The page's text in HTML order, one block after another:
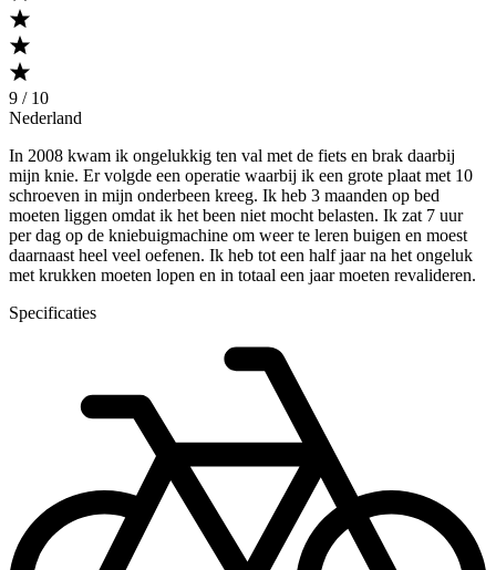
9 / 10
Nederland
In 2008 kwam ik ongelukkig ten val met de fiets en brak daarbij
mijn knie. Er volgde een operatie waarbij ik een grote plaat met 10
schroeven in mijn onderbeen kreeg. Ik heb 3 maanden op bed
moeten liggen omdat ik het been niet mocht belasten. Ik zat 7 uur
per dag op de kniebuigmachine om weer te leren buigen en moest
daarnaast heel veel oefenen. Ik heb tot een half jaar na het ongeluk
met krukken moeten lopen en in totaal een jaar moeten revalideren.
Specificaties